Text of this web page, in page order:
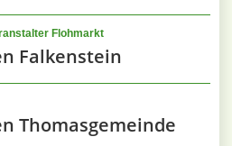
Flohmarkt
Falkenstein
Thomasgemeinde